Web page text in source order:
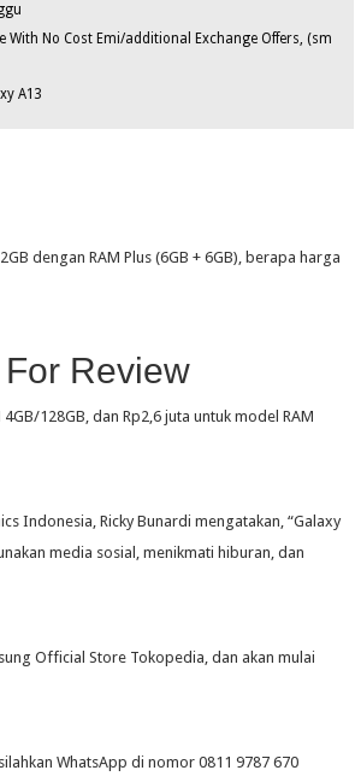
With No Cost Emi/additional Exchange Offers, (sm
A13
dengan RAM Plus (6GB + 6GB), berapa harga
Review
128GB, dan Rp2,6 juta untuk model RAM
Indonesia, Ricky Bunardi mengatakan, “Galaxy
media sosial, menikmati hiburan, dan
Official Store Tokopedia, dan akan mulai
WhatsApp di nomor 0811 9787 670